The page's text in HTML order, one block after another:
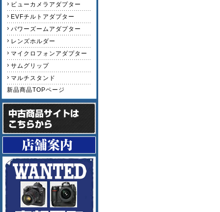
ビューカメラアダプター
EVFチルトアダプター
パワーズームアダプター
レンズホルダー
マイクロフォンアダプター
サムグリップ
マルチスタンド
新品商品TOPページ